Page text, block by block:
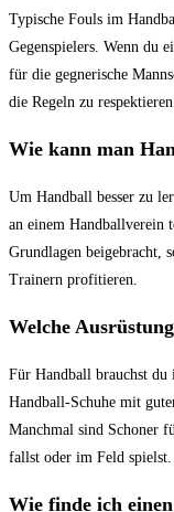
Typische ‌Fouls⁢ im
Gegenspielers. Wenn du
für ⁤die gegnerische
‍die Regeln zu respektieren.
Wie kann man
Um Handball besser zu⁤
an einem Handballverein
Grundlagen beigebracht,
Trainern profitieren.
Welche⁣
Für‌ Handball brauchst du
Handball-Schuhe mit
Manchmal sind Schoner‌
fallst oder im Feld spielst.
Wie finde ich